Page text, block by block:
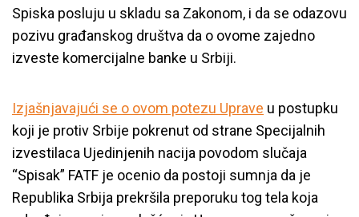
Spiska posluju u skladu sa Zakonom, i da se odazovu
pozivu građanskog društva da o ovome zajedno
izveste komercijalne banke u Srbiji.
Izjašnjavajući se o ovom potezu Uprave u postupku
koji je protiv Srbije pokrenut od strane Specijalnih
izvestilaca Ujedinjenih nacija povodom slučaja
“Spisak” FATF je ocenio da postoji sumnja da je
Republika Srbija prekršila preporuku tog tela koja